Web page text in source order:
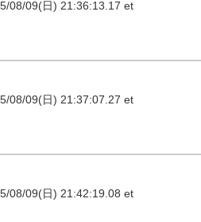
08/09(日) 21:36:13.17 et
08/09(日) 21:37:07.27 et
08/09(日) 21:42:19.08 et